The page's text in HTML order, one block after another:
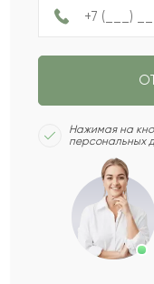
Б
Науат
Нажимая на
персональных